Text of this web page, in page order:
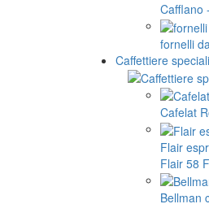
Cafflano
fornelli
Caffettiere speciali
Cafelat
Flair
Flair 58
Bellman